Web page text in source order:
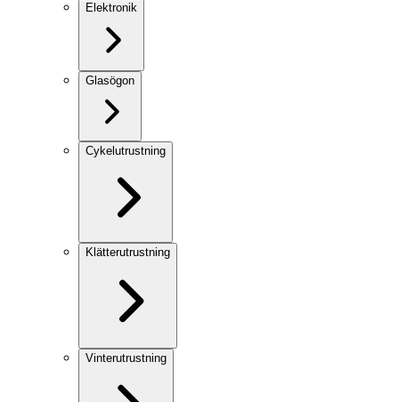
Elektronik
Glasögon
Cykelutrustning
Klätterutrustning
Vinterutrustning